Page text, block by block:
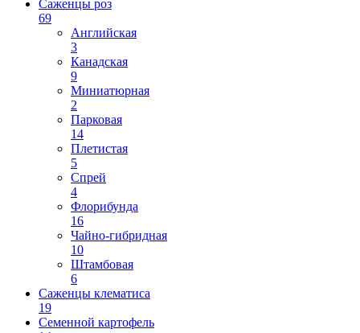
Саженцы роз
69
Английская
3
Канадская
9
Миниатюрная
2
Парковая
14
Плетистая
5
Спрей
4
Флорибунда
16
Чайно-гибридная
10
Штамбовая
6
Саженцы клематиса
19
Семенной картофель